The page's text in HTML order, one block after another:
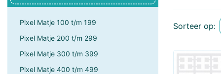
Airfix Treinen
Pixel Matje 100 t/m 199
Pixel Matje 200 t/m 299
Pixel Matje 300 t/m 399
Pixel Matje 400 t/m 499
Sorteer op: